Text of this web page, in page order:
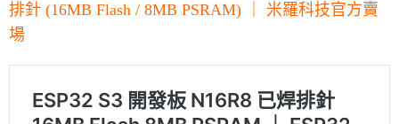
排針 (16MB Flash / 8MB PSRAM) ｜ 米羅科技官方賣
場